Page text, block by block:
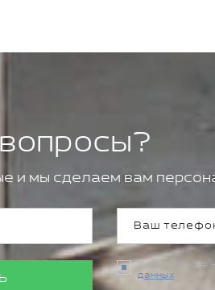
и мы сделаем вам
Даю согласие
данных